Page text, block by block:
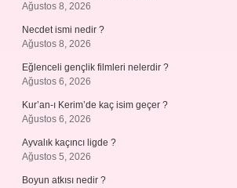
Ağustos 8, 2026
Necdet ismi nedir ?
Ağustos 8, 2026
Eğlenceli gençlik filmleri nelerdir ?
Ağustos 6, 2026
Kur’an-ı Kerim’de kaç isim geçer ?
Ağustos 6, 2026
Ayvalık kaçıncı ligde ?
Ağustos 5, 2026
Boyun atkısı nedir ?